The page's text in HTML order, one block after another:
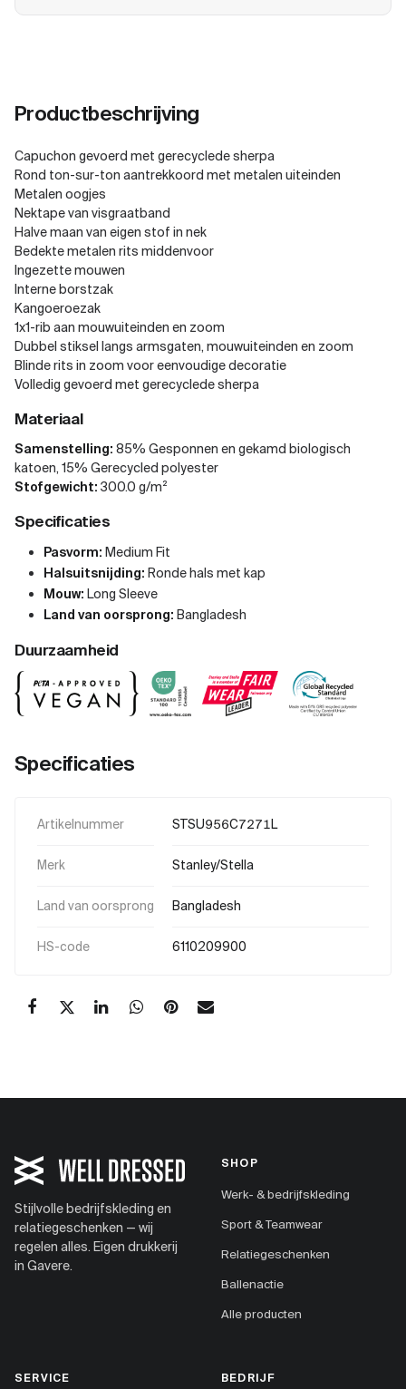
Productbeschrijving
Capuchon gevoerd met gerecyclede sherpa
Rond ton-sur-ton aantrekkoord met metalen uiteinden
Metalen oogjes
Nektape van visgraatband
Halve maan van eigen stof in nek
Bedekte metalen rits middenvoor
Ingezette mouwen
Interne borstzak
Kangoeroezak
1x1-rib aan mouwuiteinden en zoom
Dubbel stiksel langs armsgaten, mouwuiteinden en zoom
Blinde rits in zoom voor eenvoudige decoratie
Volledig gevoerd met gerecyclede sherpa
Materiaal
Samenstelling: 85% Gesponnen en gekamd biologisch
katoen, 15% Gerecycled polyester
Stofgewicht: 300.0 g/m²
Specificaties
Pasvorm: Medium Fit
Halsuitsnijding: Ronde hals met kap
Mouw: Long Sleeve
Land van oorsprong: Bangladesh
Duurzaamheid
Specificaties
Artikelnummer STSU956C7271L
Merk Stanley/Stella
Land van oorsprong Bangladesh
HS-code 6110209900
Stijlvolle bedrijfskleding en
relatiegeschenken — wij
regelen alles. Eigen drukkerij
in Gavere.
SHOP
Werk- & bedrijfskleding
Sport & Teamwear
Relatiegeschenken
Ballenactie
Alle producten
SERVICE BEDRIJF